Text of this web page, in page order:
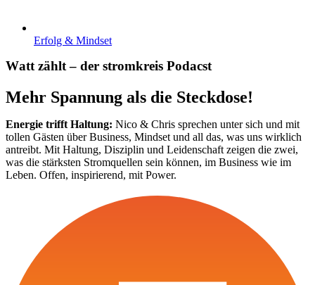
Erfolg & Mindset
Watt zählt – der stromkreis Podacst
Mehr Spannung als die Steckdose!
Energie trifft Haltung: Nico & Chris sprechen unter sich und mit
tollen Gästen über Business, Mindset und all das, was uns wirklich
antreibt. Mit Haltung, Disziplin und Leidenschaft zeigen die zwei,
was die stärksten Stromquellen sein können, im Business wie im
Leben. Offen, inspirierend, mit Power.